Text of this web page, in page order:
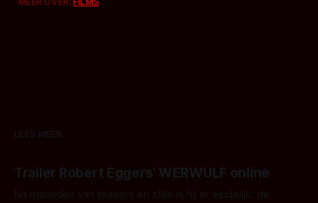
LEES MEER
Trailer Robert Eggers' WERWULF online
Na maanden van teasers en stills is hij er eindelijk: de